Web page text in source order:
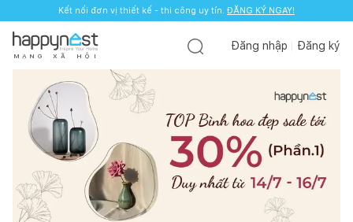
Kết nối đơn vị thiết kế - thi công uy tín. ĐĂNG KÝ NGAY!
M Ạ N G X Ã H Ộ I
Đăng nhập Đăng ký